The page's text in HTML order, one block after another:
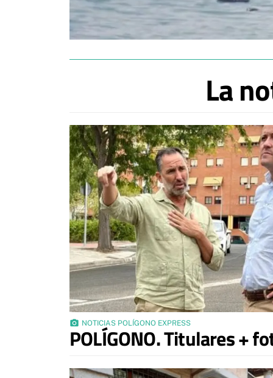
La
photo_camera NOTICIAS POLÍGONO EXPRESS
POLÍGONO. Titulares +